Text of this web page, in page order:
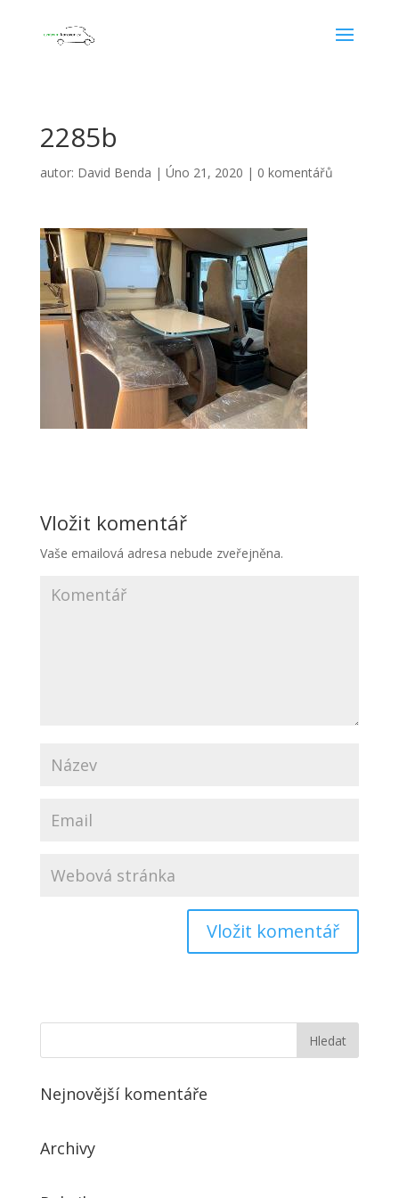
2285b
autor: David Benda | Úno 21, 2020 | 0 komentářů
Vložit komentář
Vaše emailová adresa nebude zveřejněna.
Nejnovější komentáře
Archivy